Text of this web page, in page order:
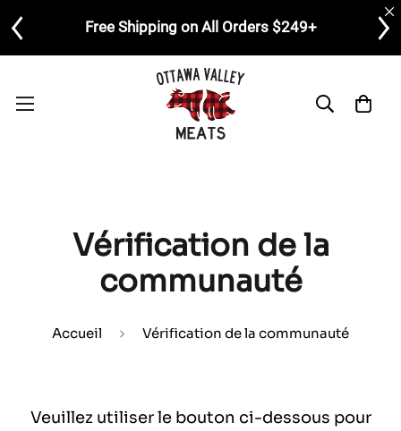
Free Shipping on All Orders $249+
Vérification de la
communauté
Accueil Vérification de la communauté
Veuillez utiliser le bouton ci-dessous pour